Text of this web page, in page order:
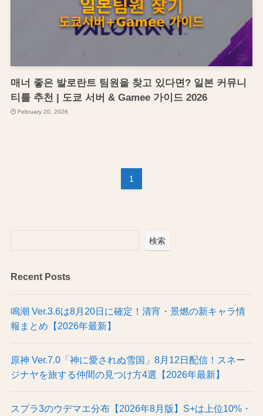
매너 좋은 발로란트 팀원을 찾고 있다면? 일본 커뮤니
티를 추천 | 도쿄 서버 & Gamee 가이드 2026
February 20, 2026
1
検索
Recent Posts
鳴潮 Ver.3.6は8月20日に確定！清宵・景燃の新キャラ情
報まとめ【2026年最新】
原神 Ver.7.0「神に愛されぬ雪国」8月12日配信！スネー
ジナヤを旅する仲間の見つけ方4選【2026年最新】
スプラ3のウデマエ分布【2026年8月版】S+は上位10%・